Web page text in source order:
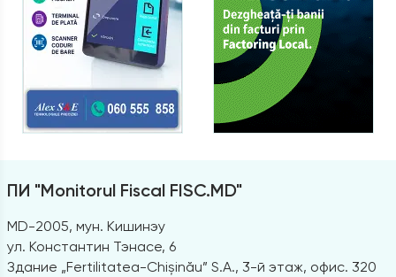
ПИ "Monitorul Fiscal FISC.MD"
MD-2005, мун. Кишинэу
ул. Константин Тэнасе, 6
Здание „Fertilitatea-Chișinău” S.A., 3-й этаж, офис. 320